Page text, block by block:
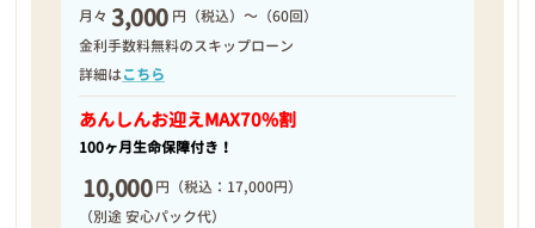
月々 3,000 円（税込）～（60回）
金利手数料無料のスキップローン
詳細はこちら
あんしんお迎えMAX70%割
100ヶ月生命保障付き！
10,000 円 （税込：17,000円）
（別途 安心パック代）